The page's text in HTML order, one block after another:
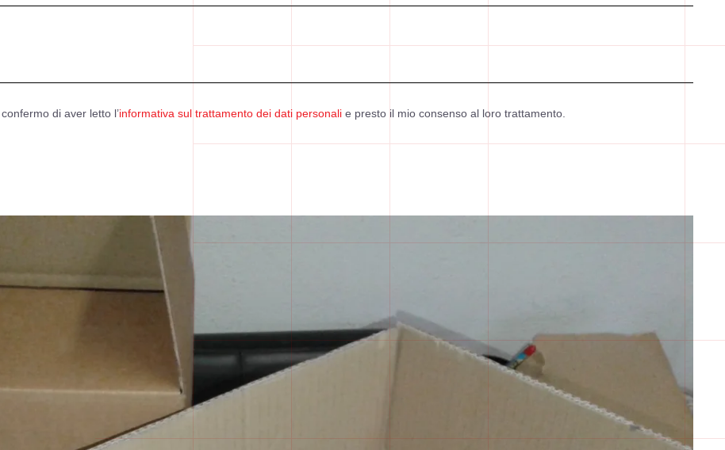
di aver letto l’informativa sul trattamento dei dati personali e presto il mio consenso al loro trattamento.